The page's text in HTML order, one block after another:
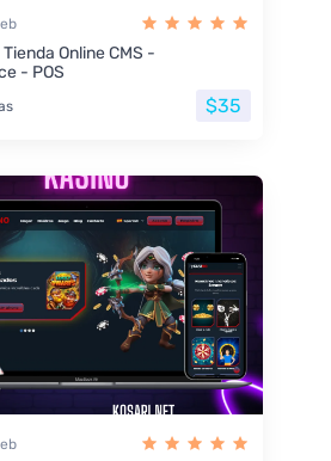
Online CMS -
- POS
$35